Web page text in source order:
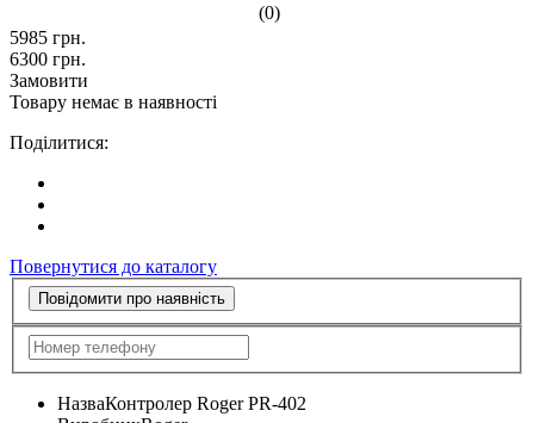
(0)
5985 грн.
6300 грн.
Замовити
Товару немає в наявності
Поділитися:
Повернутися до каталогу
Повідомити про наявність
НазваКонтролер Roger PR-402